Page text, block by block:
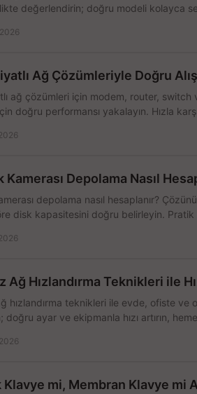
değerlendirin; doğru modeli kolayca
Ağ Çözümleriyle Doğru
ağ çözümleri için modem, router,
doğru performansı yakalayın. Hızla
Kamerası Depolama Nasıl
depolama nasıl hesaplanır?
disk kapasitesini doğru belirleyin. Pratik
Ağ Hızlandırma Teknikleri ile
hızlandırma teknikleri ile evde, ofiste ve
doğru ayar ve ekipmanla hızı artırın,
mi, Membran Klavye mi